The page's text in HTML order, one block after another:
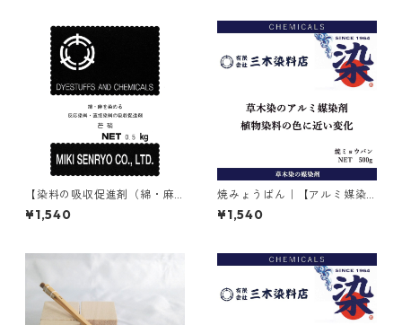
【染料の吸収促進剤（綿・麻
用）】｜500g｜無水芒硝
¥1,540
焼みょうばん｜【アルミ媒染
剤】｜500g｜焼ミョウバン
¥1,540